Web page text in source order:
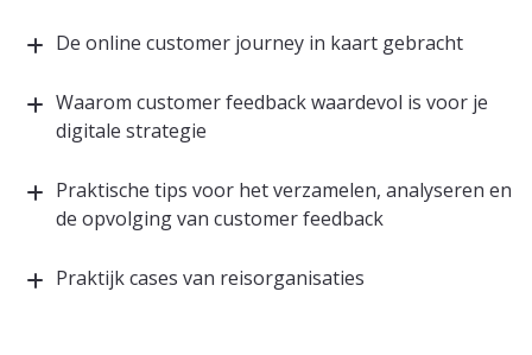
De online customer journey in kaart gebracht
Waarom customer feedback waardevol is voor je
digitale strategie
Praktische tips voor het verzamelen, analyseren en
de opvolging van customer feedback
Praktijk cases van reisorganisaties